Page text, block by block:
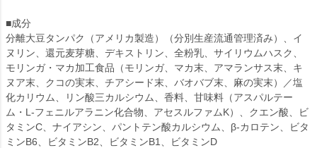
■成分
分離大豆タンパク（アメリカ製造）（分別生産流通管理済み）、イ
ヌリン、還元麦芽糖、デキストリン、全粉乳、サイリウムハスク、
モリンガ・マカ加工食品（モリンガ、マカ末、アマランサス末、キ
ヌア末、クコの実末、チアシード末、バオバブ末、麻の実末）／塩
化カリウム、リン酸三カルシウム、香料、甘味料（アスパルテー
ム・L-フェニルアラニン化合物、アセスルファムK）、クエン酸、ビ
タミンC、ナイアシン、パントテン酸カルシウム、β-カロテン、ビタ
ミンB6、ビタミンB2、ビタミンB1、ビタミンD